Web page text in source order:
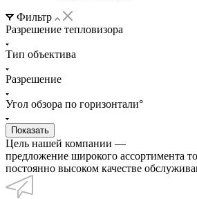
Фильтр
Разрешение тепловизора
Тип объектива
Разрешение
Угол обзора по горизонтали°
Цель нашей компании —
предложение широкого ассортимента
постоянно высоком качестве